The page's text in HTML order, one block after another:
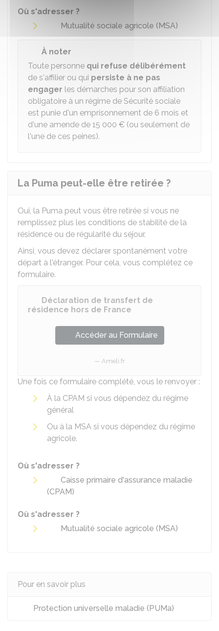
Où s'adresser ?
Mutualité sociale agricole (MSA)
À noter
Toute personne qui refuse délibérément
de s'affilier ou qui persiste à ne pas
engager les démarches pour son affiliation
obligatoire à un régime de Sécurité sociale
est punie d'un emprisonnement de 6 mois et
d'une amende de 15 000 € (ou seulement de
l'une de ces peines).
La Puma peut-elle être retirée ?
Oui, la Puma peut vous être retirée si vous ne
remplissez plus les conditions de stabilité de la
résidence ou de régularité du séjour.
Ainsi, vous devez déclarer spontanément votre
départ à l'étranger. Pour cela, vous complétez ce
formulaire.
Déclaration de transfert de
résidence hors de France
Accéder au Formulaire
Ameli.fr
Une fois ce formulaire complété, vous le renvoyer :
À la CPAM si vous dépendez du régime
général
Ou à la MSA si vous dépendez du régime
agricole.
Où s'adresser ?
Caisse primaire d'assurance maladie
(CPAM)
Où s'adresser ?
Mutualité sociale agricole (MSA)
Pour en savoir plus
Protection universelle maladie (PUMa)